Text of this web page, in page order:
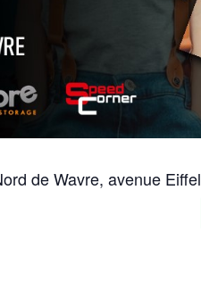
de Wavre, avenue Eiffel